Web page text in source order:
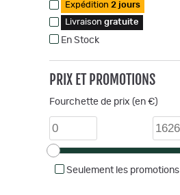
Expédition 2 jours
Livraison gratuite
En Stock
PRIX ET PROMOTIONS
Fourchette de prix (en €)
Seulement les promotions